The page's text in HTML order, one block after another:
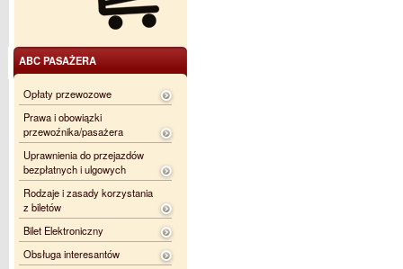
ABC PASAŻERA
Opłaty przewozowe
Prawa i obowiązki
przewoźnika/pasażera
Uprawnienia do przejazdów
bezpłatnych i ulgowych
Rodzaje i zasady korzystania
z biletów
Bilet Elektroniczny
Obsługa interesantów